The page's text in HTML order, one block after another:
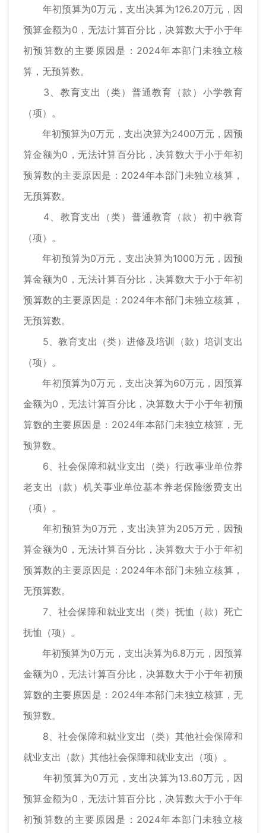
年初预算为0万元，支出决算为126.20万元，因
预算金额为0，无法计算百分比，决算数大于小于年
初预算数的主要原因是：2024年本部门未独立核
算，无预算数。
3、教育支出（类）普通教育（款）小学教育
（项）。
年初预算为0万元，支出决算为2400万元，因预
算金额为0，无法计算百分比，决算数大于小于年初
预算数的主要原因是：2024年本部门未独立核算，
无预算数。
4、教育支出（类）普通教育（款）初中教育
（项）。
年初预算为0万元，支出决算为1000万元，因预
算金额为0，无法计算百分比，决算数大于小于年初
预算数的主要原因是：2024年本部门未独立核算，
无预算数。
5、教育支出（类）进修及培训（款）培训支出
（项）。
年初预算为0万元，支出决算为60万元，因预算
金额为0，无法计算百分比，决算数大于小于年初预
算数的主要原因是：2024年本部门未独立核算，无
预算数。
6、社会保障和就业支出（类）行政事业单位养
老支出（款）机关事业单位基本养老保险缴费支出
（项）。
年初预算为0万元，支出决算为205万元，因预
算金额为0，无法计算百分比，决算数大于小于年初
预算数的主要原因是：2024年本部门未独立核算，
无预算数。
7、社会保障和就业支出（类）抚恤（款）死亡
抚恤（项）。
年初预算为0万元，支出决算为6.8万元，因预算
金额为0，无法计算百分比，决算数大于小于年初预
算数的主要原因是：2024年本部门未独立核算，无
预算数。
8、社会保障和就业支出（类）其他社会保障和
就业支出（款）其他社会保障和就业支出（项）。
年初预算为0万元，支出决算为13.60万元，因
预算金额为0，无法计算百分比，决算数大于小于年
初预算数的主要原因是：2024年本部门未独立核